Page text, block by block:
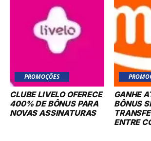
PROMOÇÕES
CLUBE LIVELO OFERECE
400% DE BÔNUS PARA
NOVAS ASSINATURAS
GANHE
BÔNUS
ENTRE